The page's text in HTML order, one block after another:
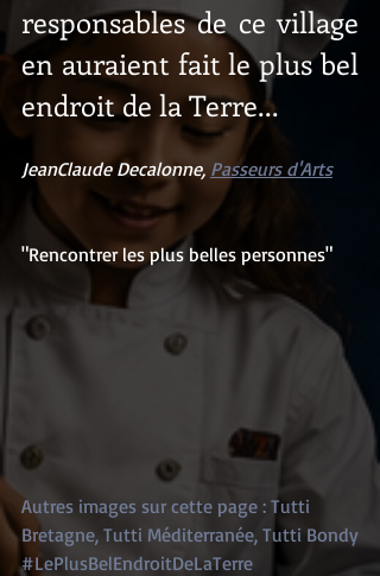
responsables de ce village
en auraient fait le plus bel
endroit de la Terre...
JeanClaude Decalonne, Passeurs d'Arts
"Rencontrer les plus belles personnes"
Autres images sur cette page : Tutti
Bretagne, Tutti Méditerranée, Tutti Bondy
#LePlusBelEndroitDeLaTerre